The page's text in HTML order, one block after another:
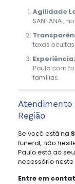
Agilidade
SANTANA ,
taxas ocultas.
Experiência:
Paulo com
famílias.
Atendimento
Região
Se você está na
funeral, não
Paulo está ao
necessário
Entre em